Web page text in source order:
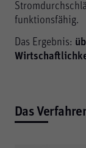
funktionsfähig.
Das Ergebnis:
Das